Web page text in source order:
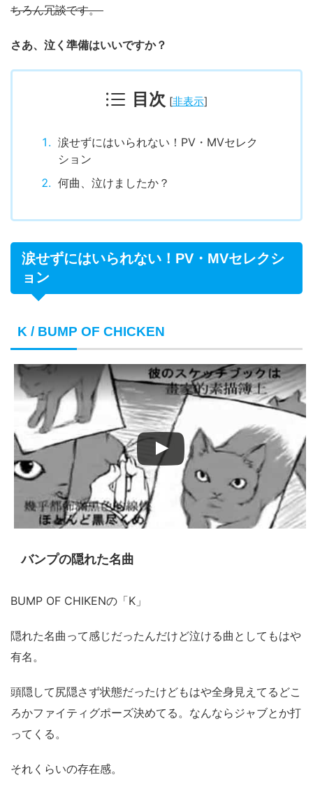
ちろん冗談です。
さあ、泣く準備はいいですか？
目次 [非表示]
涙せずにはいられない！PV・MVセレク
ション
何曲、泣けましたか？
涙せずにはいられない！PV・MVセレクシ
ョン
K / BUMP OF CHICKEN
バンプの隠れた名曲
BUMP OF CHIKENの「K」
隠れた名曲って感じだったんだけど泣ける曲としてもはや
有名。
頭隠して尻隠さず状態だったけどもはや全身見えてるどこ
ろかファイティグポーズ決めてる。なんならジャブとか打
ってくる。
それくらいの存在感。